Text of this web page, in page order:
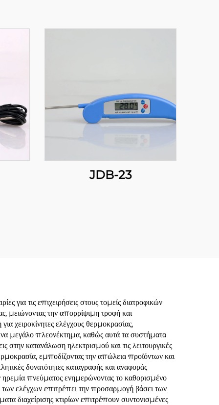
JDB-23
για τις επιχειρήσεις στους τομείς διατροφικών
μειώνοντας την απορρίψιμη τροφή και
χειροκίνητες ελέγχους θερμοκρασίας,
μεγάλο πλεονέκτημα, καθώς αυτά τα συστήματα
στην κατανάλωση ηλεκτρισμού και τις λειτουργικές
εμποδίζοντας την απώλεια προϊόντων και
δυνατότητες καταγραφής και αναφοράς
πνεύματος ενημερώνοντας το καθορισμένο
ελέγχων επιτρέπει την προσαρμογή βάσει των
διαχείρισης κτιρίων επιτρέπουν συντονισμένες